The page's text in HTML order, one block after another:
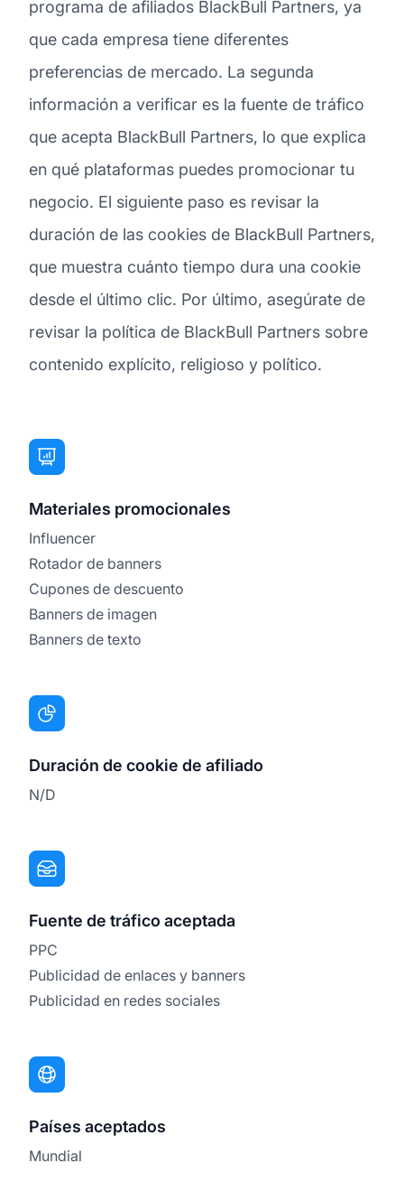
programa de afiliados BlackBull Partners, ya
que cada empresa tiene diferentes
preferencias de mercado. La segunda
información a verificar es la fuente de tráfico
que acepta BlackBull Partners, lo que explica
en qué plataformas puedes promocionar tu
negocio. El siguiente paso es revisar la
duración de las cookies de BlackBull Partners,
que muestra cuánto tiempo dura una cookie
desde el último clic. Por último, asegúrate de
revisar la política de BlackBull Partners sobre
contenido explícito, religioso y político.
Materiales promocionales
Influencer
Rotador de banners
Cupones de descuento
Banners de imagen
Banners de texto
Duración de cookie de afiliado
N/D
Fuente de tráfico aceptada
PPC
Publicidad de enlaces y banners
Publicidad en redes sociales
Países aceptados
Mundial